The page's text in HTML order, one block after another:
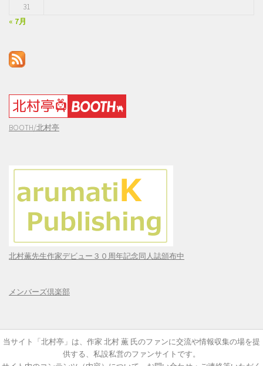
31
« 7月
BOOTH/北村亭
北村薫先生作家デビュー３０周年記念同人誌頒布中
メンバーズ倶楽部
当サイト「北村亭」は、作家 北村 薫 氏のファンに交流や情報収集の場を提
供する、私設私営のファンサイトです。